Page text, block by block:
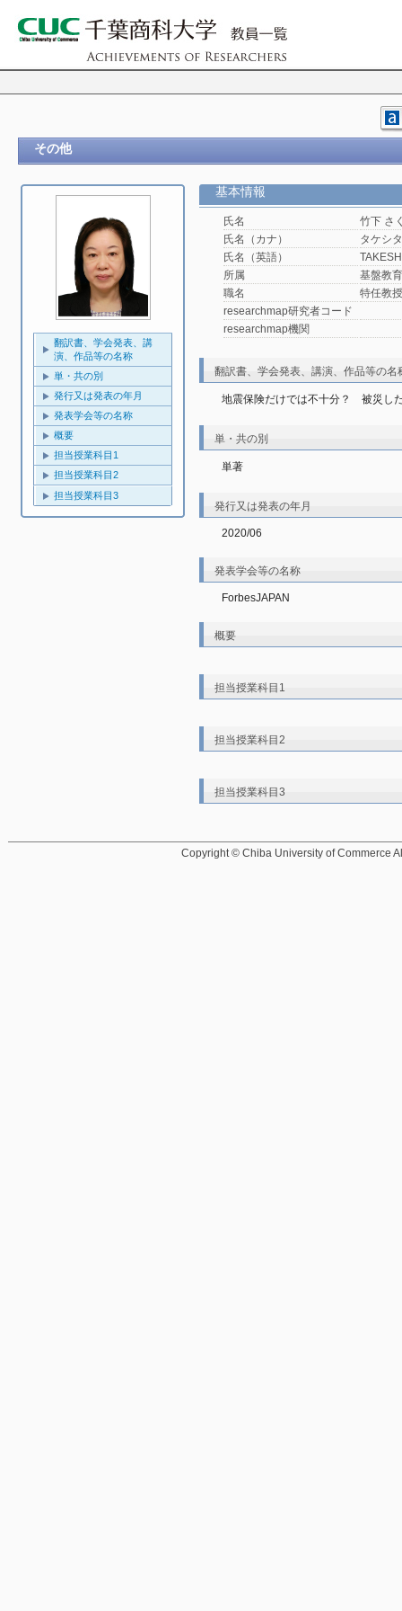
その他
翻訳書、学会発表、講
演、作品等の名称
単・共の別
発行又は発表の年月
発表学会等の名称
概要
担当授業科目1
担当授業科目2
担当授業科目3
基本情報
氏名
竹下 さ
氏名（カナ）
タケシ
氏名（英語）
所属
基盤教
職名
特任教授
researchmap研究者コード
researchmap機関
翻訳書、学会発表、講演、作品等の名
地震保険だけでは不十分？　被災し
単・共の別
単著
発行又は発表の年月
2020/06
発表学会等の名称
ForbesJAPAN
概要
担当授業科目1
担当授業科目2
担当授業科目3